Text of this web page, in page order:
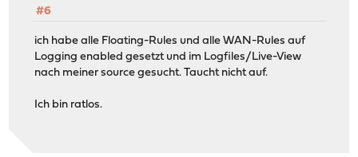
#6
ich habe alle Floating-Rules und alle WAN-Rules auf
Logging enabled gesetzt und im Logfiles/Live-View
nach meiner source gesucht. Taucht nicht auf.
Ich bin ratlos.